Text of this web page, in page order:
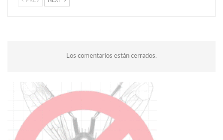
Los comentarios están cerrados.